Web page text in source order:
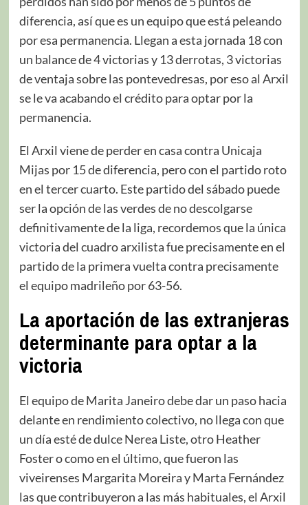
diferencia, así que es un equipo que está peleando
por esa permanencia. Llegan a esta jornada 18 con
un balance de 4 victorias y 13 derrotas, 3 victorias
de ventaja sobre las pontevedresas, por eso al Arxil
se le va acabando el crédito para optar por la
permanencia.
El Arxil viene de perder en casa contra Unicaja
Mijas por 15 de diferencia, pero con el partido roto
en el tercer cuarto. Este partido del sábado puede
ser la opción de las verdes de no descolgarse
definitivamente de la liga, recordemos que la única
victoria del cuadro arxilista fue precisamente en el
partido de la primera vuelta contra precisamente
el equipo madrileño por 63-56.
La aportación de las extranjeras
determinante para optar a la
victoria
El equipo de Marita Janeiro debe dar un paso hacia
delante en rendimiento colectivo, no llega con que
un día esté de dulce Nerea Liste, otro Heather
Foster o como en el último, que fueron las
viveirenses Margarita Moreira y Marta Fernández
las que contribuyeron a las más habituales, el Arxil